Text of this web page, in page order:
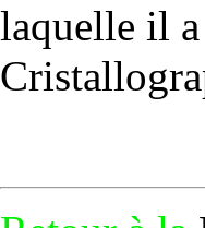
laquelle il